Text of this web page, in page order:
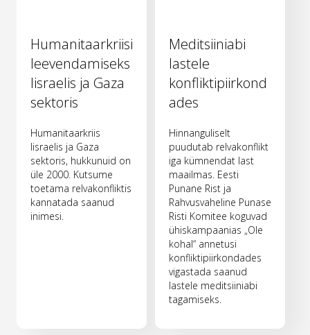
Humanitaarkriisi
leevendamiseks
Iisraelis ja Gaza
sektoris
Humanitaarkriis
Iisraelis ja Gaza
sektoris, hukkunuid on
üle 2000. Kutsume
toetama relvakonfliktis
kannatada saanud
inimesi.
Meditsiiniabi
lastele
konfliktipiirkond
ades
Hinnanguliselt
puudutab relvakonflikt
iga kümnendat last
maailmas. Eesti
Punane Rist ja
Rahvusvaheline Punase
Risti Komitee koguvad
ühiskampaanias „Ole
kohal“ annetusi
konfliktipiirkondades
vigastada saanud
lastele meditsiiniabi
tagamiseks.